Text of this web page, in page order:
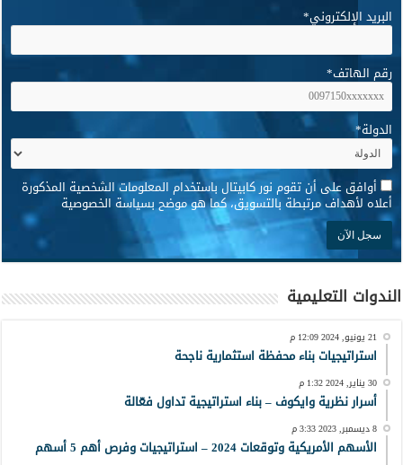
البريد الإلكتروني*
رقم الهاتف*
الدولة*
* أوافق على أن تقوم نور كابيتال باستخدام المعلومات الشخصية المذكورة
أعلاه لأهداف مرتبطة بالتسويق، كما هو موضح بسياسة الخصوصية
الندوات التعليمية
21 يونيو, 2024 12:09 م
استراتيجيات بناء محفظة استثمارية ناجحة
30 يناير, 2024 1:32 م
أسرار نظرية وايكوف – بناء استراتيجية تداول فعّالة
8 ديسمبر, 2023 3:33 م
الأسهم الأمريكية وتوقعات 2024 – استراتيجيات وفرص أهم 5 أسهم